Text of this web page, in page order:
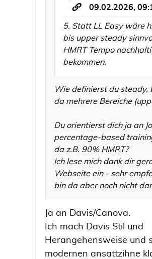
09.02.2026,
5. Statt LL Easy wäre
bis upper steady
HMRT Tempo
bekommen.
Wie definierst du steady,
da mehrere Bereiche
Du orientierst dich ja an
percentage-based
da z.B. 90% HMRT?
Ich lese mich dank dir
Webseite ein - sehr
bin da aber noch nicht
Ja an Davis/Canova.
Ich mach Davis Stil und
Herangehensweise und
modernen ansattzihne